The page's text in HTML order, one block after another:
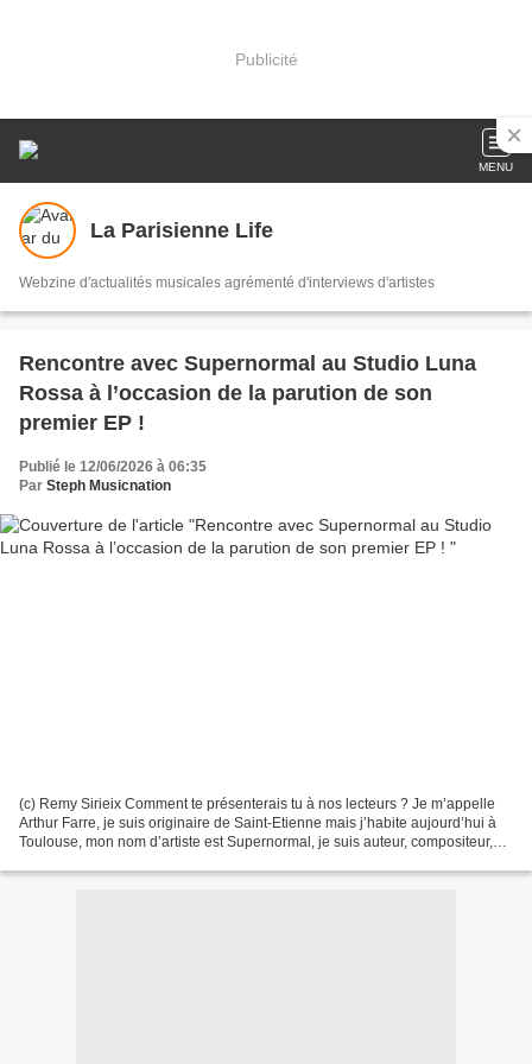
Publicité
MENU
La Parisienne Life
Webzine d'actualités musicales agrémenté d'interviews d'artistes
Rencontre avec Supernormal au Studio Luna
Rossa à l’occasion de la parution de son
premier EP !
Publié le 12/06/2026 à 06:35
Par Steph Musicnation
(c) Remy Sirieix Comment te présenterais tu à nos lecteurs ? Je m’appelle
Arthur Farre, je suis originaire de Saint-Etienne mais j’habite aujourd’hui à
Toulouse, mon nom d’artiste est Supernormal, je suis auteur, compositeur,